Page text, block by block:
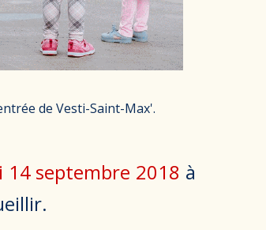
de Vesti-Saint-Max'.
14 septembre 2018 à